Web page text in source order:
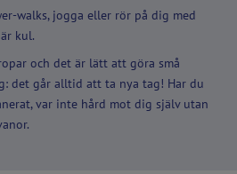
walks, jogga eller rör på dig med
kul.
och det är lätt att göra små
det går alltid att ta nya tag! Har du
var inte hård mot dig själv utan